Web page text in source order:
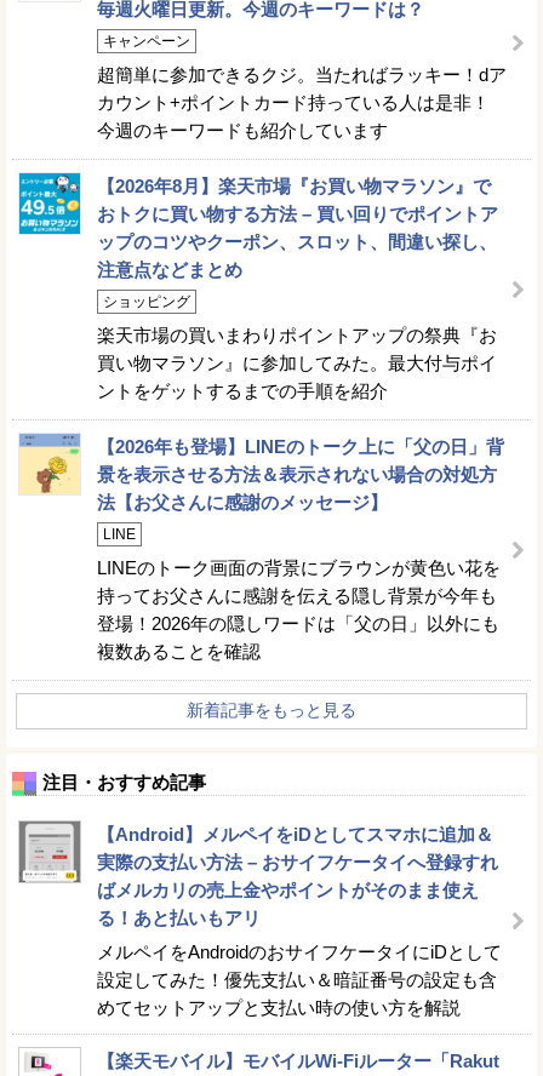
毎週火曜日更新。今週のキーワードは？
キャンペーン
超簡単に参加できるクジ。当たればラッキー！dア
カウント+ポイントカード持っている人は是非！
今週のキーワードも紹介しています
【2026年8月】楽天市場『お買い物マラソン』で
おトクに買い物する方法 – 買い回りでポイントア
ップのコツやクーポン、スロット、間違い探し、
注意点などまとめ
ショッピング
楽天市場の買いまわりポイントアップの祭典『お
買い物マラソン』に参加してみた。最大付与ポイ
ントをゲットするまでの手順を紹介
【2026年も登場】LINEのトーク上に「父の日」背
景を表示させる方法＆表示されない場合の対処方
法【お父さんに感謝のメッセージ】
LINE
LINEのトーク画面の背景にブラウンが黄色い花を
持ってお父さんに感謝を伝える隠し背景が今年も
登場！2026年の隠しワードは「父の日」以外にも
複数あることを確認
新着記事をもっと見る
注目・おすすめ記事
【Android】メルペイをiDとしてスマホに追加＆
実際の支払い方法 – おサイフケータイへ登録すれ
ばメルカリの売上金やポイントがそのまま使え
る！あと払いもアリ
メルペイをAndroidのおサイフケータイにiDとして
設定してみた！優先支払い＆暗証番号の設定も含
めてセットアップと支払い時の使い方を解説
【楽天モバイル】モバイルWi-Fiルーター「Rakut